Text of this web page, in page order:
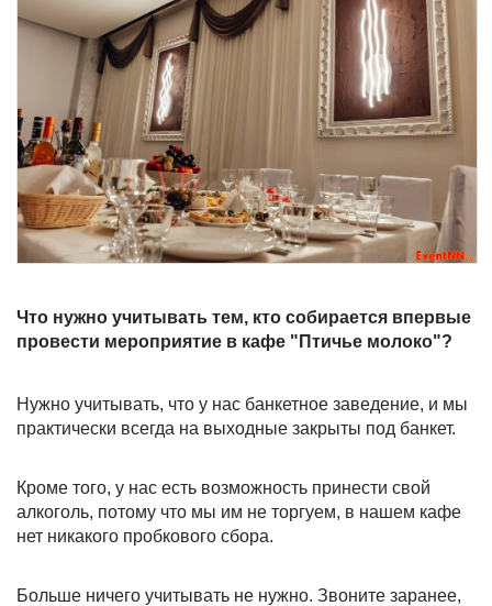
Что нужно учитывать тем, кто собирается впервые
провести мероприятие в кафе "Птичье молоко"?
Нужно учитывать, что у нас банкетное заведение, и мы
практически всегда на выходные закрыты под банкет.
Кроме того, у нас есть возможность принести свой
алкоголь, потому что мы им не торгуем, в нашем кафе
нет никакого пробкового сбора.
Больше ничего учитывать не нужно. Звоните заранее,